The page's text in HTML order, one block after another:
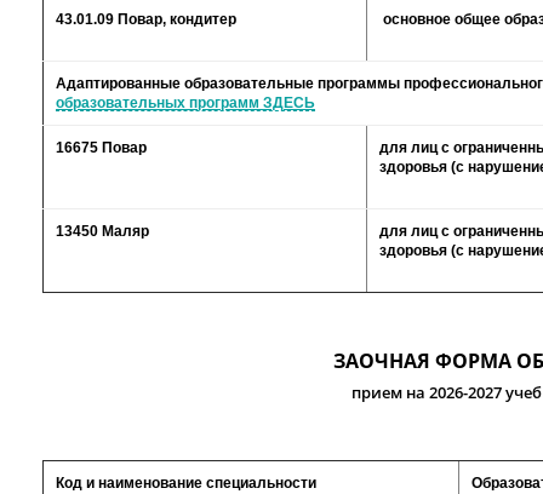
43.01.09 Повар, кондитер основное общее
Адаптированные образовательные программы
образовательных программ ЗДЕСЬ
16675 Повар
для лиц с
здоровья (с
13450 Маляр
для лиц с
здоровья (с
ЗАОЧНАЯ ФОРМА
прием на 2026-2027
Код и наименование специальности